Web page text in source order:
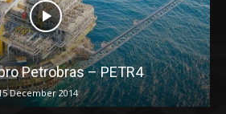
Petrobras – PETR4
December 2014